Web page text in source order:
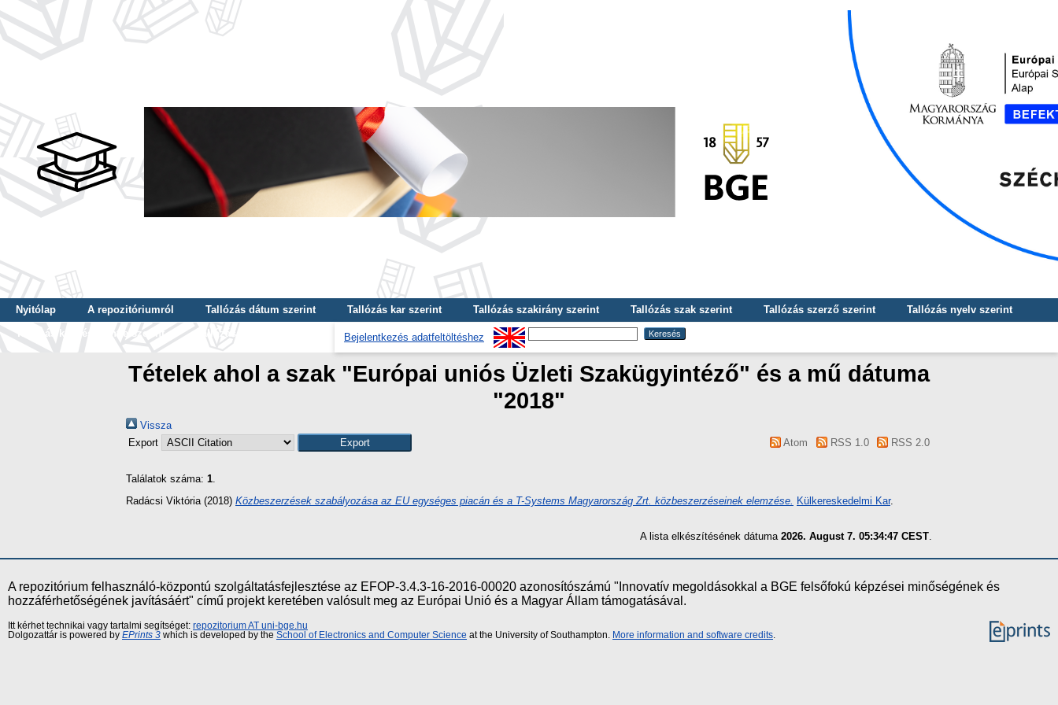
Nyitólap A repozitóriumról Tallózás dátum szerint Tallózás kar szerint Tallózás szakirány szerint Tallózás szak szerint Tallózás szerző szerint
Tallózás nyelv szerint
Tallózás képzés szintje szerint
Tallózás kulcsszó szerint Bejelentkezés adatfeltöltéshez
Tételek ahol a szak "Európai uniós Üzleti Szakügyintéző" és a mű dátuma
"2018"
Vissza
Export
Atom RSS 1.0 RSS 2.0
Találatok száma: 1.
Radácsi Viktória (2018) Közbeszerzések szabályozása az EU egységes piacán és a T-Systems Magyarország Zrt. közbeszerzéseinek elemzése. Külkereskedelmi Kar.
A lista elkészítésének dátuma 2026. August 7. 05:34:47 CEST
A repozitórium felhasználó-központú szolgáltatásfejlesztése az EFOP-3.4.3-16-2016-00020 azonosítószámú "Innovatív megoldásokkal a BGE felsőfokú képzései minőségének és
hozzáférhetőségének javításáért" című projekt keretében valósult meg az Európai Unió és a Magyar Állam támogatásával.
Itt kérhet technikai vagy tartalmi segítséget: repozitorium AT uni-bge.hu
Dolgozattár is powered by EPrints 3 which is developed by the School of Electronics and Computer Science at the University of Southampton. More information and software credits